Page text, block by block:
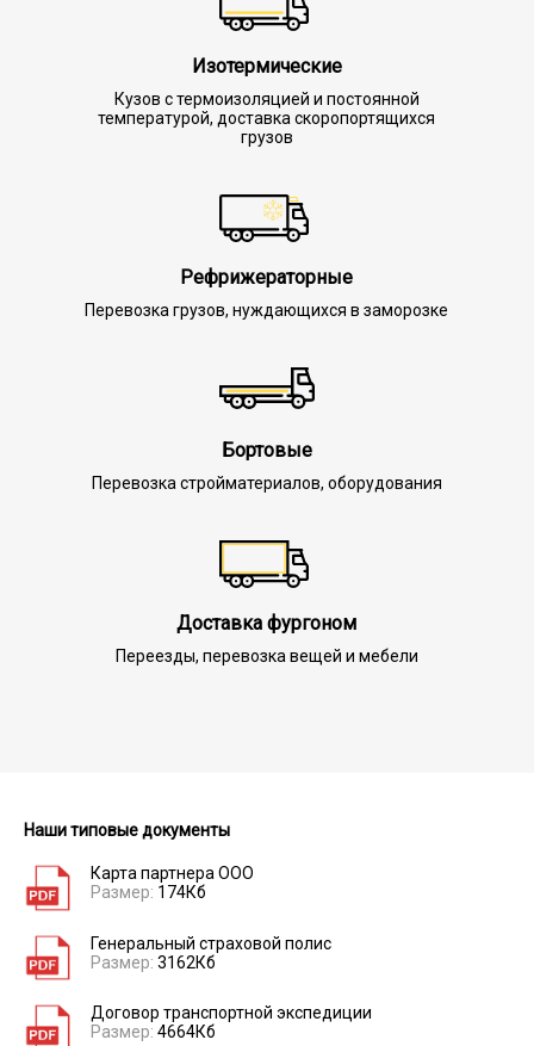
Изотермические
Кузов с термоизоляцией и постоянной
температурой, доставка скоропортящихся
грузов
Рефрижераторные
Перевозка грузов, нуждающихся в заморозке
Бортовые
Перевозка стройматериалов, оборудования
Доставка фургоном
Переезды, перевозка вещей и мебели
Наши типовые документы
Карта партнера ООО
Размер: 174Кб
Генеральный страховой полис
Размер: 3162Кб
Договор транспортной экспедиции
Размер: 4664Кб